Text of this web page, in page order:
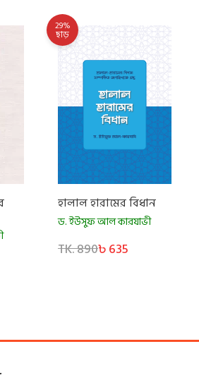
29%
ছাড়
হালাল হারামের বিধান
ড. ইউসুফ আল কারযাভী
TK. 890৳ 635